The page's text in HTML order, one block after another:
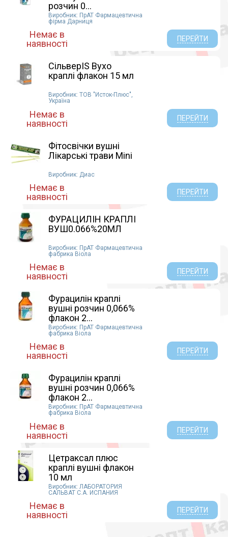
розчин 0...
Виробник: ПрАТ Фармацевтична
фірма Дарниця
Немає в
наявності
ПЕРЕЙТИ
СільверIS Вухо
краплі флакон 15 мл
Виробник: ТОВ "Исток-Плюс",
Україна
Немає в
наявності
ПЕРЕЙТИ
Фітосвічки вушні
Лікарські трави Mini
Виробник: Диас
Немає в
наявності
ПЕРЕЙТИ
ФУРАЦИЛІН КРАПЛІ
ВУШ0.066%20МЛ
Виробник: ПрАТ Фармацевтична
фабрика Віола
Немає в
наявності
ПЕРЕЙТИ
Фурацилін краплі
вушні розчин 0,066%
флакон 2...
Виробник: ПрАТ Фармацевтична
фабрика Віола
Немає в
наявності
ПЕРЕЙТИ
Фурацилін краплі
вушні розчин 0,066%
флакон 2...
Виробник: ПрАТ Фармацевтична
фабрика Віола
Немає в
наявності
ПЕРЕЙТИ
Цетраксал плюс
краплі вушні флакон
10 мл
Виробник: ЛАБОРАТОРИЯ
САЛЬВАТ С.А. ИСПАНИЯ
Немає в
наявності
ПЕРЕЙТИ